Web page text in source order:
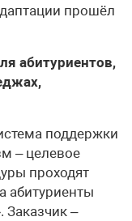
прошёл
абитуриентов,
поддержки
– целевое
проходят
абитуриенты
Заказчик –